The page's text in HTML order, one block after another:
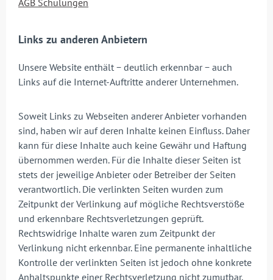
AGB Schulungen
Links zu anderen Anbietern
Unsere Website enthält − deutlich erkennbar − auch
Links auf die Internet-Auftritte anderer Unternehmen.
Soweit Links zu Webseiten anderer Anbieter vorhanden
sind, haben wir auf deren Inhalte keinen Einfluss. Daher
kann für diese Inhalte auch keine Gewähr und Haftung
übernommen werden. Für die Inhalte dieser Seiten ist
stets der jeweilige Anbieter oder Betreiber der Seiten
verantwortlich. Die verlinkten Seiten wurden zum
Zeitpunkt der Verlinkung auf mögliche Rechtsverstöße
und erkennbare Rechtsverletzungen geprüft.
Rechtswidrige Inhalte waren zum Zeitpunkt der
Verlinkung nicht erkennbar. Eine permanente inhaltliche
Kontrolle der verlinkten Seiten ist jedoch ohne konkrete
Anhaltspunkte einer Rechtsverletzung nicht zumutbar.